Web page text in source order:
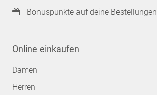
Bonuspunkte auf deine Bestellungen
Online einkaufen
Damen
Herren